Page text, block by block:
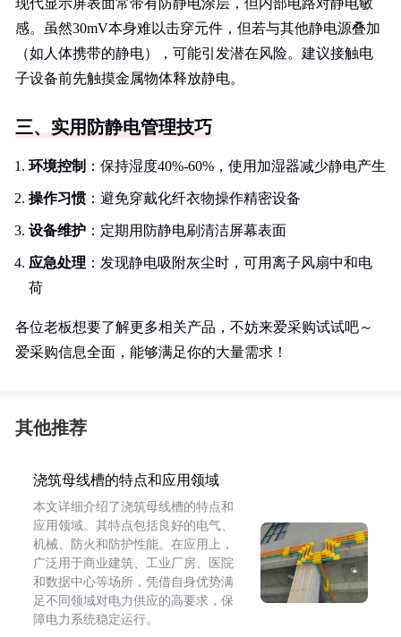
现代显示屏表面常带有防静电涂层，但内部电路对静电敏
感。虽然30mV本身难以击穿元件，但若与其他静电源叠加
（如人体携带的静电），可能引发潜在风险。建议接触电
子设备前先触摸金属物体释放静电。
三、实用防静电管理技巧
环境控制 ：保持湿度40%-60%，使用加湿器减少静电产生
操作习惯：避免穿戴化纤衣物操作精密设备
设备维护 ：定期用防静电刷清洁屏幕表面
应急处理 ：发现静电吸附灰尘时，可用离子风扇中和电
荷
各位老板想要了解更多相关产品，不妨来爱采购试试吧～
爱采购信息全面，能够满足你的大量需求！
其他推荐
浇筑母线槽的特点和应用领域
本文详细介绍了浇筑母线槽的特点和
应用领域。其特点包括良好的电气、
机械、防火和防护性能。在应用上，
广泛用于商业建筑、工业厂房、医院
和数据中心等场所，凭借自身优势满
足不同领域对电力供应的高要求，保
障电力系统稳定运行。